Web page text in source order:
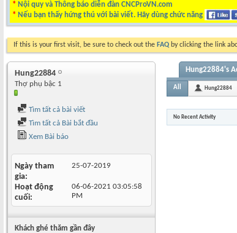
* Nội quy và Thông báo diễn đàn CNCProVN.com
* Nếu bạn thấy hứng thú với bài viết. Hãy dùng chức năng
If this is your first visit, be sure to check out the FAQ by clicking the link
Hung22884
Thợ phụ bậc 1
Tìm tất cả bài viết
Tìm tất cả Bài bắt đầu
Xem Bài báo
Ngày tham
gia
25-07-2019
Hoạt động
cuối
06-06-2021 03:05:58
PM
Khách ghé thăm gần đây
Hung22884's
All Hung22884
No Recent Activity